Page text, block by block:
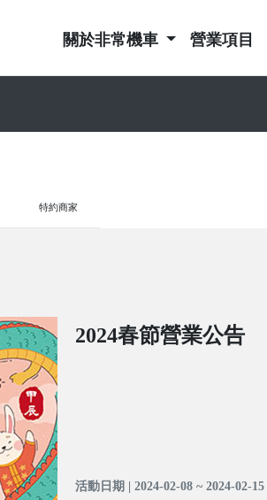
關於非常機車 營業項目
特約商家
2024春節營業公告
活動日期 | 2024-02-08 ~ 2024-02-15